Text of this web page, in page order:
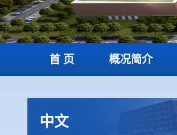
首 页 概况简介
中文